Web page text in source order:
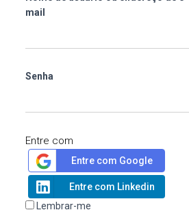
mail
Senha
Entre com
Entre com Google
Entre com Linkedin
Lembrar-me